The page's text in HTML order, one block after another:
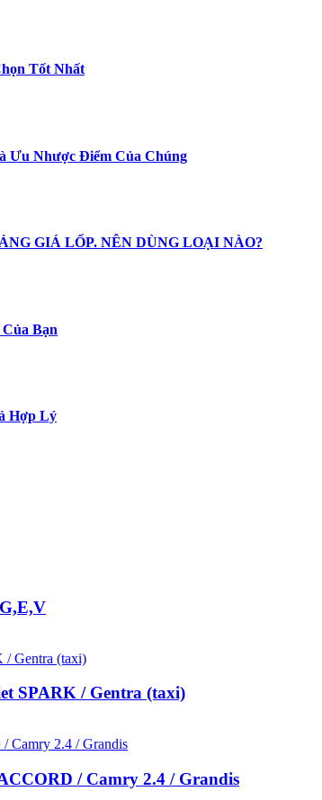
Tốt Nhất
Ưu Nhược Điểm Của Chúng
GIÁ LỐP. NÊN DÙNG LOẠI NÀO?
Bạn
Hợp Lý
SPARK / Gentra (taxi)
/ Camry 2.4 / Grandis